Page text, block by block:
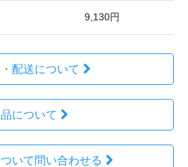
9,130円
配送について
について
いて問い合わせる